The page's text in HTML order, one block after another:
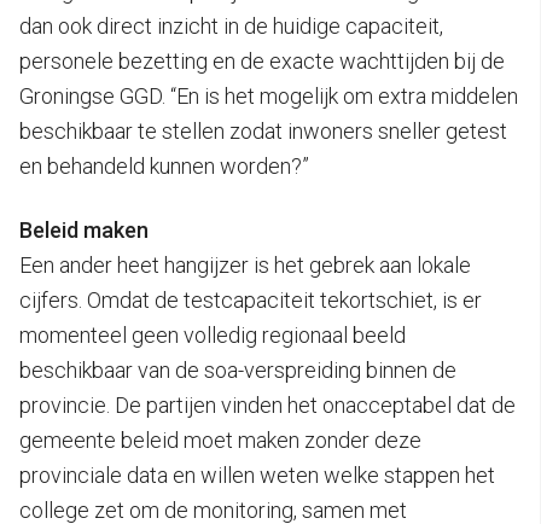
dan ook direct inzicht in de huidige capaciteit,
personele bezetting en de exacte wachttijden bij de
Groningse GGD. “En is het mogelijk om extra middelen
beschikbaar te stellen zodat inwoners sneller getest
en behandeld kunnen worden?”
Beleid maken
Een ander heet hangijzer is het gebrek aan lokale
cijfers. Omdat de testcapaciteit tekortschiet, is er
momenteel geen volledig regionaal beeld
beschikbaar van de soa-verspreiding binnen de
provincie. De partijen vinden het onacceptabel dat de
gemeente beleid moet maken zonder deze
provinciale data en willen weten welke stappen het
college zet om de monitoring, samen met